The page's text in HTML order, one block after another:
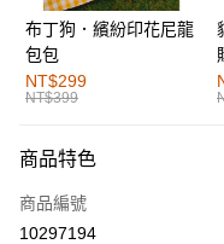
運送方式
全家取貨付款
每筆NT$60，滿NT$1,000(
付款後全家取貨
萊爾富取貨付款
布丁狗．繽紛印花尼龍
包包
NT$299
NT$399
商品特色
商品編號
10297194